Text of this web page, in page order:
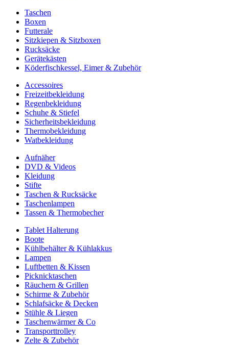
Taschen
Boxen
Futterale
Sitzkiepen & Sitzboxen
Rucksäcke
Gerätekästen
Köderfischkessel, Eimer & Zubehör
Accessoires
Freizeitbekleidung
Regenbekleidung
Schuhe & Stiefel
Sicherheitsbekleidung
Thermobekleidung
Watbekleidung
Aufnäher
DVD & Videos
Kleidung
Stifte
Taschen & Rucksäcke
Taschenlampen
Tassen & Thermobecher
Tablet Halterung
Boote
Kühlbehälter & Kühlakkus
Lampen
Luftbetten & Kissen
Picknicktaschen
Räuchern & Grillen
Schirme & Zubehör
Schlafsäcke & Decken
Stühle & Liegen
Taschenwärmer & Co
Transporttrolley
Zelte & Zubehör